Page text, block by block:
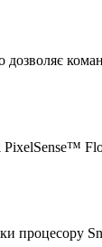
дозволяє
PixelSense™
процесору